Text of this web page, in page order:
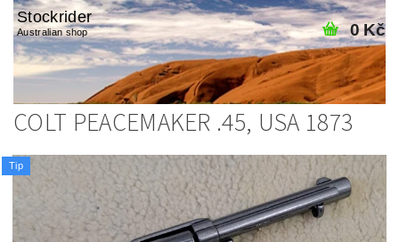
Stockrider
Australian shop 0 Kč
COLT PEACEMAKER .45, USA 1873
Tip